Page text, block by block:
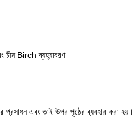
চীন Birch ব্যহ্যাবরণ
এবং তাই উপর পৃষ্ঠের ব্যবহার করা হয়।